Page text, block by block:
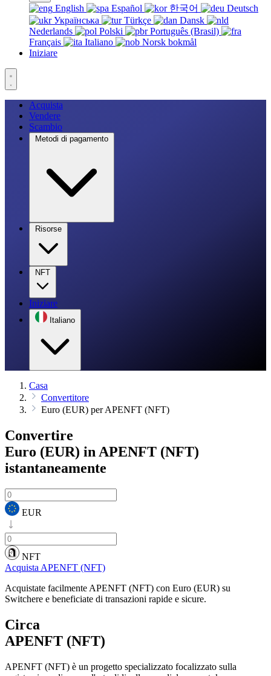
English Español 한국어
Deutsch
Українська
Türkçe
Dansk
Nederlands
Polski
Português (Brasil)
Français
Italiano
Norsk bokmål
Iniziare
Acquista
Vendere
Scambio
Metodi di pagamento
Risorse
NFT
Iniziare
Italiano
Casa
Convertitore
Euro (EUR) per APENFT (NFT)
Convertire
Euro (EUR) in APENFT (NFT)
istantaneamente
EUR
NFT
Acquista APENFT (NFT)
Acquistate facilmente APENFT (NFT) con Euro (EUR) su
Switchere e beneficiate di transazioni rapide e sicure.
Circa
APENFT (NFT)
APENFT (NFT) è un progetto specializzato focalizzato sulla